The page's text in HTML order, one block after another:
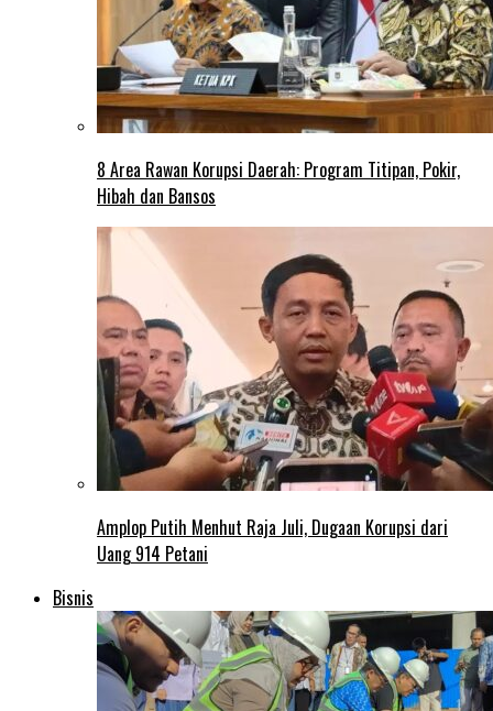
8 Area Rawan Korupsi Daerah: Program Titipan, Pokir,
Hibah dan Bansos
Amplop Putih Menhut Raja Juli, Dugaan Korupsi dari
Uang 914 Petani
Bisnis